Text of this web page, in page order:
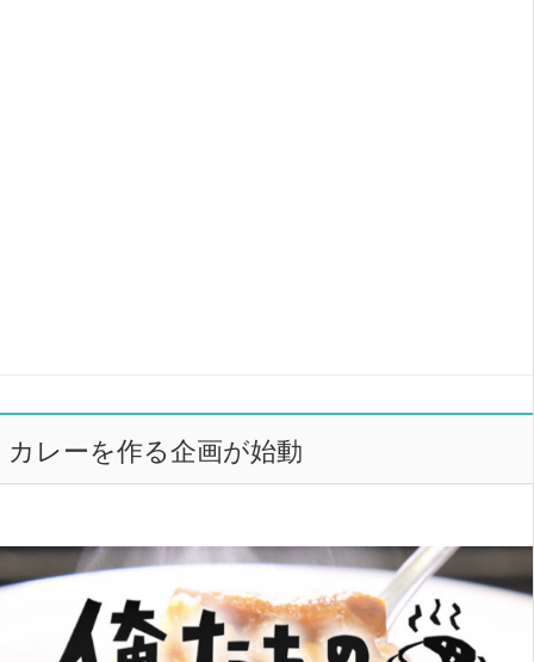
カレーを作る企画が始動